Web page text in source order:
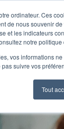
ordinateur. Ces
de nous souvenir
et les indicateurs
notre
vos informations
suivre vos
Tout